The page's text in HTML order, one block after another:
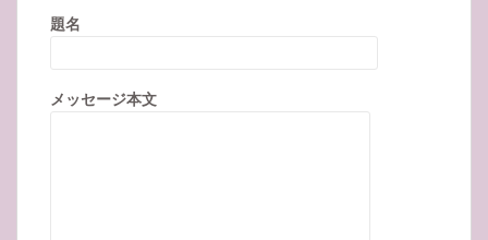
題名
メッセージ本文